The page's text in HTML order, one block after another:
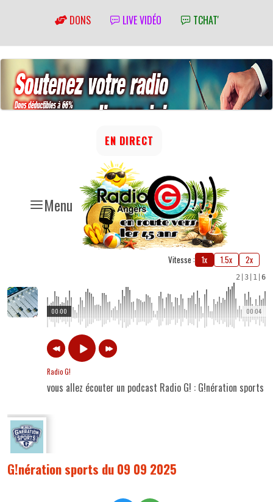
DONS LIVE VIDÉO TCHAT'
Menu
EN DIRECT
Vitesse : 1x 1.5x 2x
2 3 1 6
00:04
00:00
Radio G!
vous allez écouter un podcast Radio G! : G!nération sports
G!nération sports du 09 09 2025